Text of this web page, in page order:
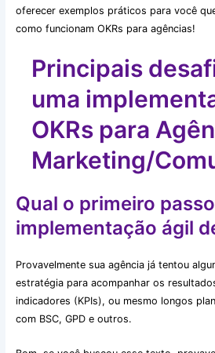
oferecer exemplos práticos para você
como funcionam OKRs para agências!
Principais
uma
OKRs para
Marketing/
Qual o primeiro
implementação ágil
Provavelmente sua agência já tentou
estratégia para acompanhar os
indicadores (KPIs), ou mesmo longos
com BSC, GPD e outros.